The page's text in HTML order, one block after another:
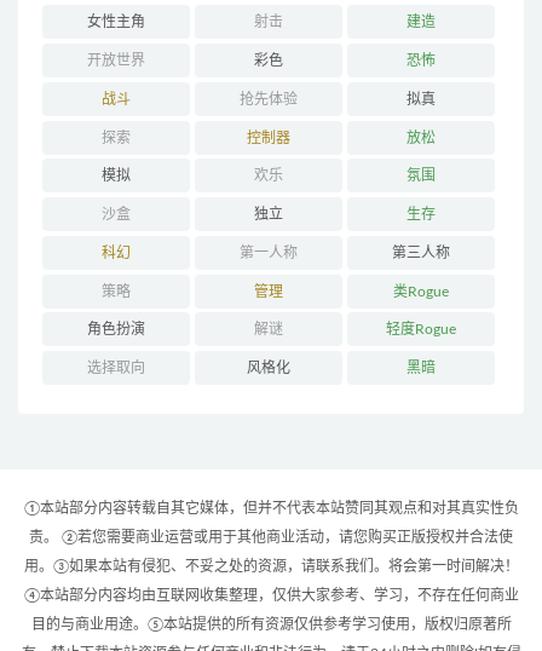
女性主角 射击 建造
开放世界 彩色 恐怖
战斗 抢先体验 拟真
探索 控制器 放松
模拟 欢乐 氛围
沙盒 独立 生存
科幻 第一人称 第三人称
策略 管理 类Rogue
角色扮演 解谜 轻度Rogue
选择取向 风格化 黑暗
①本站部分内容转载自其它媒体，但并不代表本站赞同其观点和对其真实性负
责。 ②若您需要商业运营或用于其他商业活动，请您购买正版授权并合法使
用。③如果本站有侵犯、不妥之处的资源，请联系我们。将会第一时间解决！
④本站部分内容均由互联网收集整理，仅供大家参考、学习，不存在任何商业
目的与商业用途。⑤本站提供的所有资源仅供参考学习使用，版权归原著所